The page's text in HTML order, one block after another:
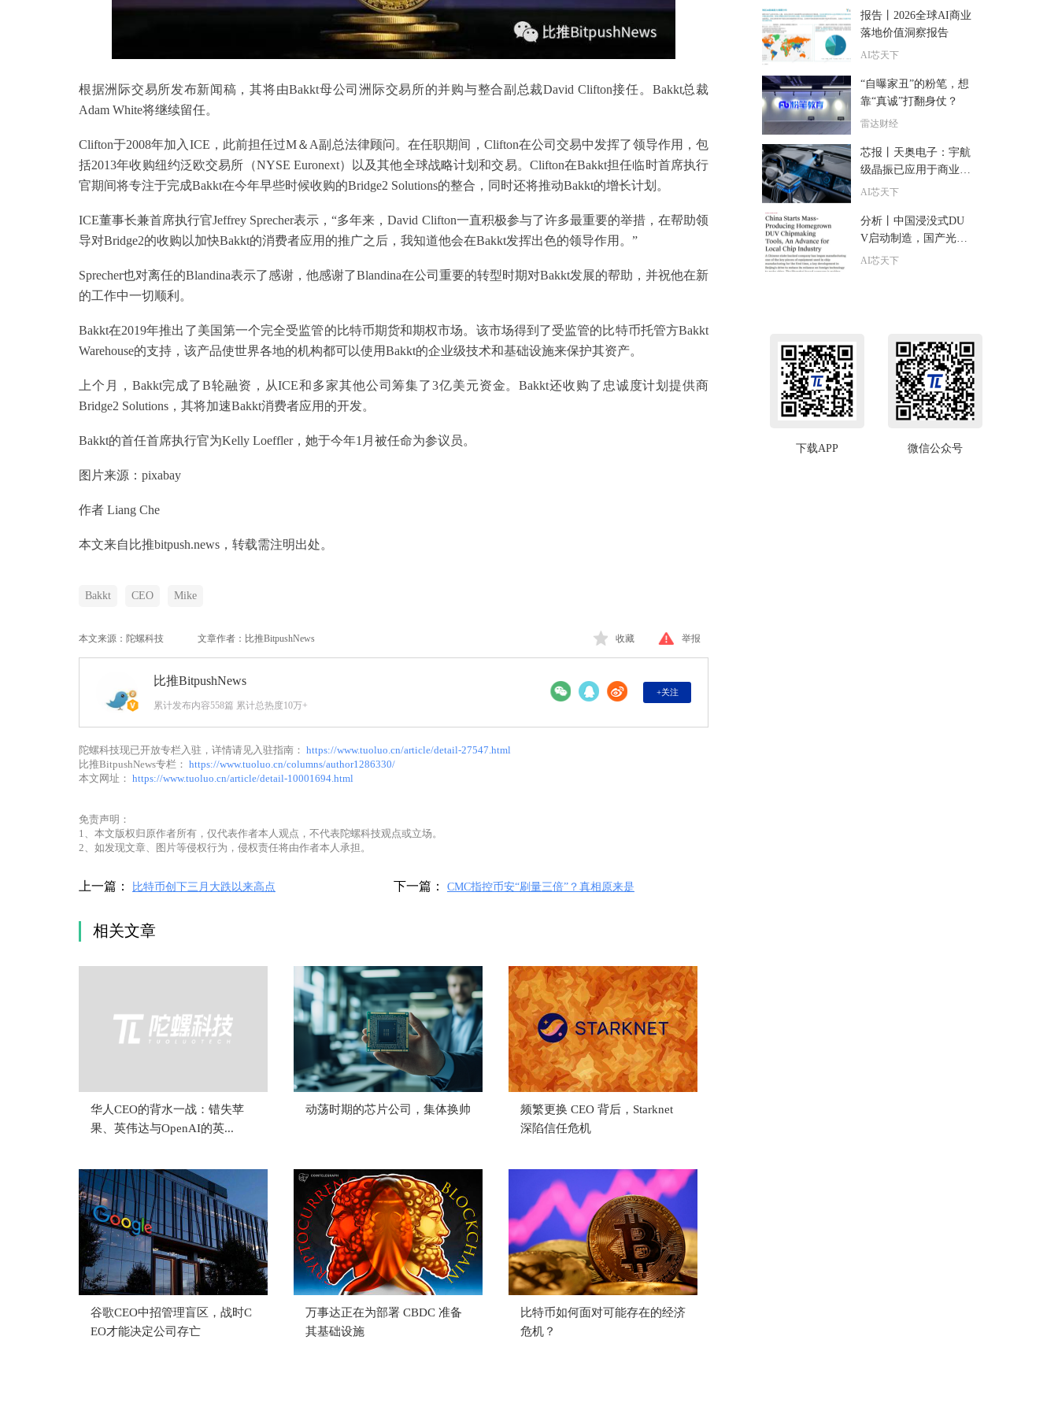
根据洲际交易所发布新闻稿，其将由Bakkt母公司洲际交易所的并购与整合副总裁David Clifton接任。Bakkt总裁
Adam White将继续留任。
Clifton于2008年加入ICE，此前担任过M＆A副总法律顾问。在任职期间，Clifton在公司交易中发挥了领导作用，包
括2013年收购纽约泛欧交易所（NYSE Euronext）以及其他全球战略计划和交易。Clifton在Bakkt担任临时首席执行
官期间将专注于完成Bakkt在今年早些时候收购的Bridge2 Solutions的整合，同时还将推动Bakkt的增长计划。
ICE董事长兼首席执行官Jeffrey Sprecher表示，“多年来，David Clifton一直积极参与了许多最重要的举措，在帮助领
导对Bridge2的收购以加快Bakkt的消费者应用的推广之后，我知道他会在Bakkt发挥出色的领导作用。”
Sprecher也对离任的Blandina表示了感谢，他感谢了Blandina在公司重要的转型时期对Bakkt发展的帮助，并祝他在新
的工作中一切顺利。
Bakkt在2019年推出了美国第一个完全受监管的比特币期货和期权市场。该市场得到了受监管的比特币托管方Bakkt
Warehouse的支持，该产品使世界各地的机构都可以使用Bakkt的企业级技术和基础设施来保护其资产。
上个月，Bakkt完成了B轮融资，从ICE和多家其他公司筹集了3亿美元资金。Bakkt还收购了忠诚度计划提供商
Bridge2 Solutions，其将加速Bakkt消费者应用的开发。
Bakkt的首任首席执行官为Kelly Loeffler，她于今年1月被任命为参议员。
图片来源：pixabay
作者 Liang Che
本文来自比推bitpush.news，转载需注明出处。
Bakkt CEO Mike
本文来源：陀螺科技 文章作者：比推BitpushNews 收藏 举报
比推BitpushNews
累计发布内容558篇 累计总热度10万+
+关注
陀螺科技现已开放专栏入驻，详情请见入驻指南： https://www.tuoluo.cn/article/detail-27547.html
比推BitpushNews专栏： https://www.tuoluo.cn/columns/author1286330/
本文网址： https://www.tuoluo.cn/article/detail-10001694.html
免责声明：
1、本文版权归原作者所有，仅代表作者本人观点，不代表陀螺科技观点或立场。
2、如发现文章、图片等侵权行为，侵权责任将由作者本人承担。
上一篇： 比特币创下三月大跌以来高点 下一篇： CMC指控币安“刷量三倍”？真相原来是
相关文章
华人CEO的背水一战：错失苹
果、英伟达与OpenAI的英...
动荡时期的芯片公司，集体换帅
频繁更换 CEO 背后，Starknet
深陷信任危机
谷歌CEO中招管理盲区，战时C
EO才能决定公司存亡
万事达正在为部署 CBDC 准备
其基础设施
比特币如何面对可能存在的经济
危机？
报告丨2026全球AI商业
落地价值洞察报告
AI芯天下
“自曝家丑”的粉笔，想
靠“真诚”打翻身仗？
雷达财经
芯报丨天奥电子：宇航
级晶振已应用于商业航
天工程 收入占比低
AI芯天下
分析丨中国浸没式DU
V启动制造，国产光刻
走到哪一步？
AI芯天下
下载APP 微信公众号